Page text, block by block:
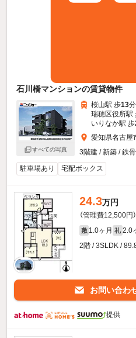
石川橋マンションの賃貸物件
すべての写真
桜山駅 歩13分
瑞穂区役所駅
いりなか駅 歩
愛知県名古屋
3階建 / 新築 / 鉄
駐車場あり
宅配ボックス
24.3万円
（管理費12,500円）
敷 1.0ヶ月 礼 2.0
2階 / 3SLDK /
お問い合わ
提供